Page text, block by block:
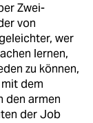
Zwei-
von
wer
lernen,
zu können,
dem
den armen
der Job